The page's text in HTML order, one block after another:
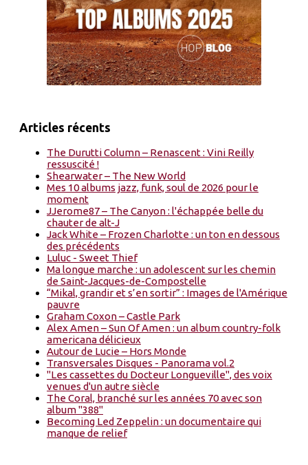
Articles récents
The Durutti Column – Renascent : Vini Reilly
ressuscité !
Shearwater – The New World
Mes 10 albums jazz, funk, soul de 2026 pour le
moment
JJerome87 – The Canyon : l'échappée belle du
chauter de alt-J
Jack White – Frozen Charlotte : un ton en dessous
des précédents
Luluc - Sweet Thief
Ma longue marche : un adolescent sur les chemin
de Saint-Jacques-de-Compostelle
“Mikal, grandir et s’en sortir” : Images de l'Amérique
pauvre
Graham Coxon – Castle Park
Alex Amen – Sun Of Amen : un album country-folk
americana délicieux
Autour de Lucie – Hors Monde
Transversales Disques - Panorama vol.2
"Les cassettes du Docteur Longueville", des voix
venues d'un autre siècle
The Coral, branché sur les années 70 avec son
album "388"
Becoming Led Zeppelin : un documentaire qui
manque de relief